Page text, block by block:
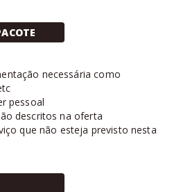
necessária como
pessoal
descritos na oferta
que não esteja previsto nesta